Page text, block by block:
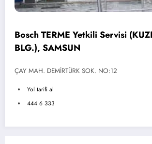
Bosch TERME Yetkili Servisi
BLG.), SAMSUN
ÇAY MAH. DEMİRTÜRK SOK. NO:12
Yol tarifi al
444 6 333